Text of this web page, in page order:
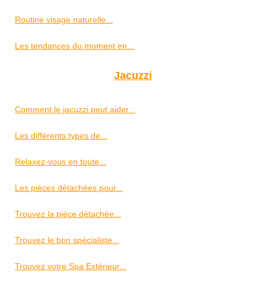
Routine visage naturelle...
Les tendances du moment en...
Jacuzzi
Comment le jacuzzi peut aider...
Les différents types de...
Relaxez-vous en toute...
Les pièces détachées pour...
Trouvez la pièce détachée...
Trouvez le bon spécialiste...
Trouvez votre Spa Extérieur...